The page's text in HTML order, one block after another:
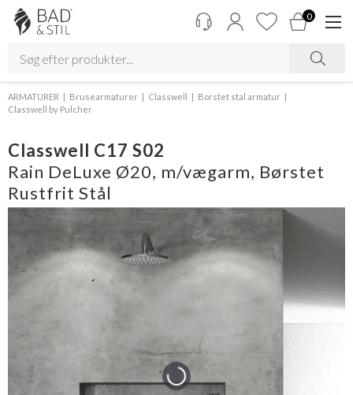
0
ARMATURER Brusearmaturer Classwell
Borstet stal armatur
Classwell by Pulcher
Classwell C17 S02
Rain DeLuxe Ø20, m/vægarm, Børstet
Rustfrit Stål